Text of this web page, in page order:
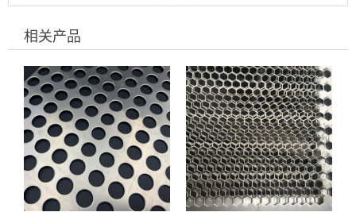
孔网进行着色处理
有什么特点
相关产品